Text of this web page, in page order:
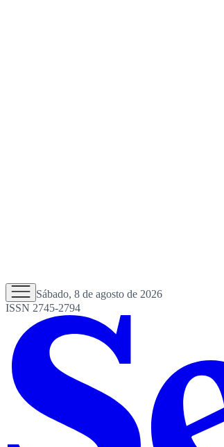
Sábado, 8 de agosto de 2026
ISSN 2745-2794